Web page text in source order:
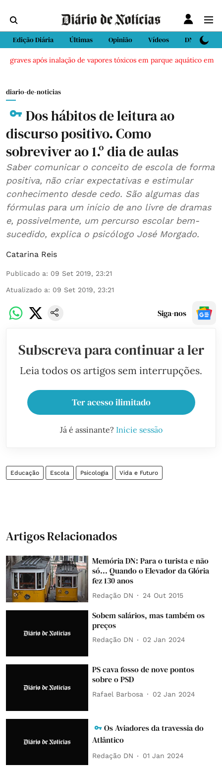
Edição Diária Últimas Opinião Vídeos DN Sport
graves após inalação de vapores tóxicos em parque aquático em
diario-de-noticias
Dos hábitos de leitura ao
discurso positivo. Como
sobreviver ao 1.º dia de aulas
Saber comunicar o conceito de escola de forma
positiva, não criar expectativas e estimular
conhecimento desde cedo. São algumas das
fórmulas para um início de ano livre de dramas
e, possivelmente, um percurso escolar bem-
sucedido, explica o psicólogo José Morgado.
Catarina Reis
Publicado a: 09 Set 2019, 23:21
Atualizado a: 09 Set 2019, 23:21
Siga-nos
Subscreva para continuar a ler
Leia todos os artigos sem interrupções.
Ter acesso ilimitado
Já é assinante? Inicie sessão
Educação Escola Psicologia Vida e Futuro
Artigos Relacionados
Memória DN: Para o turista e não
só... Quando o Elevador da Glória
fez 130 anos
Redação DN 24 Out 2015
Sobem salários, mas também os
preços
Redação DN 02 Jan 2024
PS cava fosso de nove pontos
sobre o PSD
Rafael Barbosa 02 Jan 2024
Os Aviadores da travessia do
Atlântico
Redação DN 01 Jan 2024